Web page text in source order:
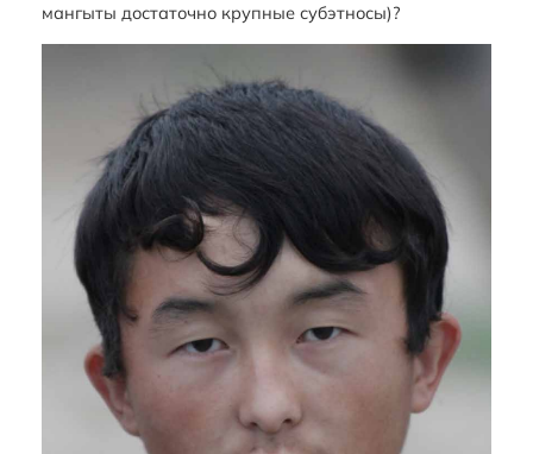
мангыты достаточно крупные субэтносы)?